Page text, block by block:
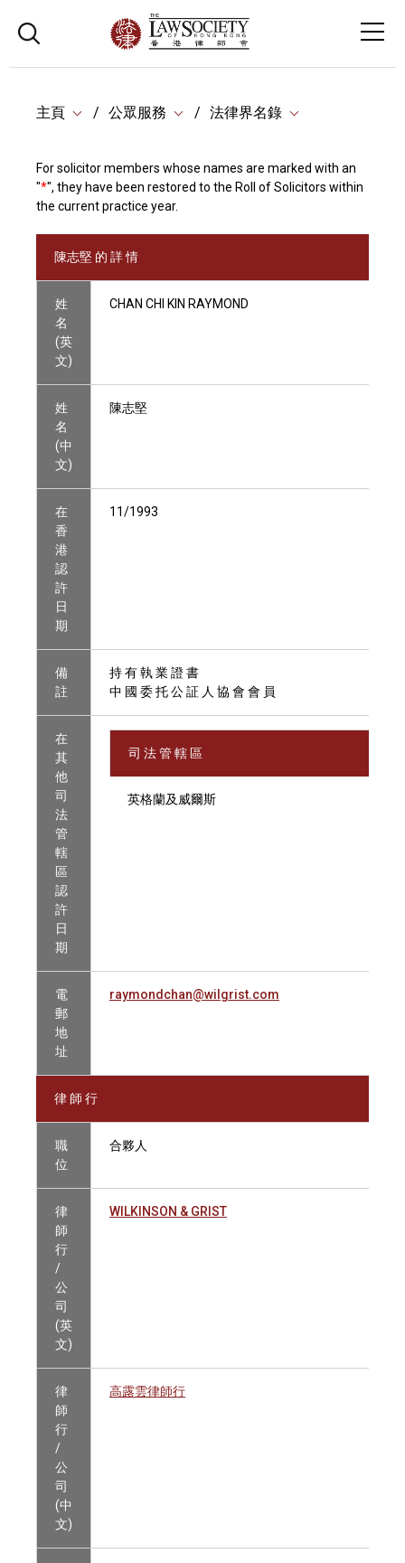
主頁 公眾服務 法律界名錄
For solicitor members whose names are marked with an
"*", they have been restored to the Roll of Solicitors within
the current practice year.
陳志堅 的 詳 情
姓
名
(英
文)
CHAN CHI KIN RAYMOND
姓
名
(中
文)
陳志堅
在
香
港
認
許
日
期
11/1993
備
註
持 有 執 業 證 書
中 國 委 托 公 証 人 協 會 會 員
在
其
他
司
法
管
轄
區
認
許
日
期
司 法 管 轄 區
英格蘭及威爾斯
電
郵
地
址
raymondchan@wilgrist.com
律 師 行
職
位
合夥人
律
師
行
/
公
司
(英
文)
WILKINSON & GRIST
律
師
行
/
公
司
(中
文)
高露雲律師行